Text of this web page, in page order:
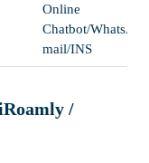
Online
Chatbot/
mail/INS
/